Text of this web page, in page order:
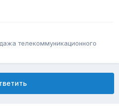
телекоммуникационного